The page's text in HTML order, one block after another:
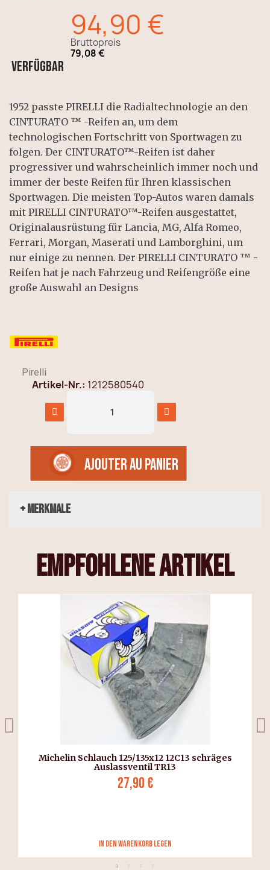
94,90 €
Bruttopreis
79,08 €
Verfügbar
1952 passte PIRELLI die Radialtechnologie an den
CINTURATO ™ -Reifen an, um dem
technologischen Fortschritt von Sportwagen zu
folgen. Der CINTURATO™-Reifen ist daher
progressiver und wahrscheinlich immer noch und
immer der beste Reifen für Ihren klassischen
Sportwagen. Die meisten Top-Autos waren damals
mit PIRELLI CINTURATO™-Reifen ausgestattet,
Originalausrüstung für Lancia, MG, Alfa Romeo,
Ferrari, Morgan, Maserati und Lamborghini, um
nur einige zu nennen. Der PIRELLI CINTURATO ™ -
Reifen hat je nach Fahrzeug und Reifengröße eine
große Auswahl an Designs
Pirelli
Artikel-Nr. 1212580540
AJOUTER AU PANIER
+ Merkmale
empfohlene Artikel
Michelin Schlauch 125/135x12 12C13 schräges
Auslassventil TR13
27,90 €
in den Warenkorb legen